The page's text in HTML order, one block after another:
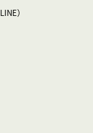
）